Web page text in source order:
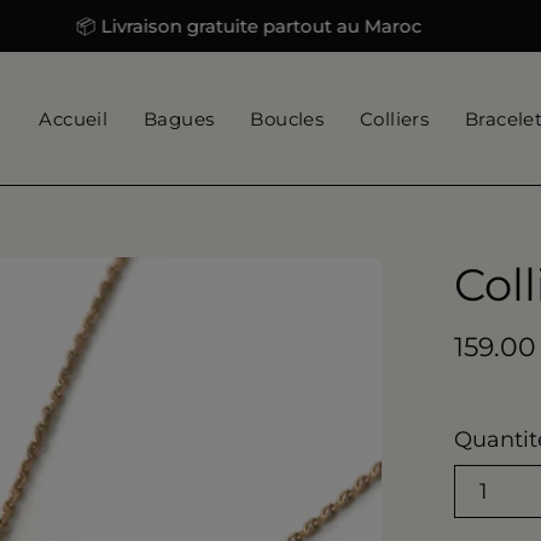
📦 Livraison gratuite partout au Maroc 📦
Accueil Bagues Boucles Colliers
1